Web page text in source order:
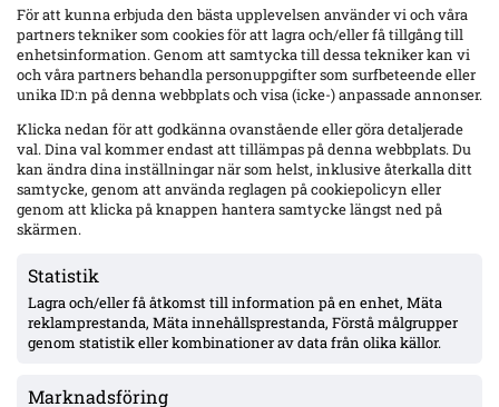
För att kunna erbjuda den bästa upplevelsen använder vi och våra
partners tekniker som cookies för att lagra och/eller få tillgång till
enhetsinformation. Genom att samtycka till dessa tekniker kan vi
och våra partners behandla personuppgifter som surfbeteende eller
unika ID:n på denna webbplats och visa (icke-) anpassade annonser.
Klicka nedan för att godkänna ovanstående eller göra detaljerade
val. Dina val kommer endast att tillämpas på denna webbplats. Du
kan ändra dina inställningar när som helst, inklusive återkalla ditt
samtycke, genom att använda reglagen på cookiepolicyn eller
genom att klicka på knappen hantera samtycke längst ned på
skärmen.
Statistik
Lagra och/eller få åtkomst till information på en enhet, Mäta
reklamprestanda, Mäta innehållsprestanda, Förstå målgrupper
genom statistik eller kombinationer av data från olika källor.
Marknadsföring
Senaste
nästa vecka
Wernbloom jämför IFK Göteborgs 16-årige Oliver Månsson med
Uppgifter: Djurgården överens med Hønefoss om Sander
Ringberg – miljonbelopp, toppförsäljning från norska
tredjeligan
Sent ras för Mjällby: 1–2 mot Slovan Bratislava – måste vända